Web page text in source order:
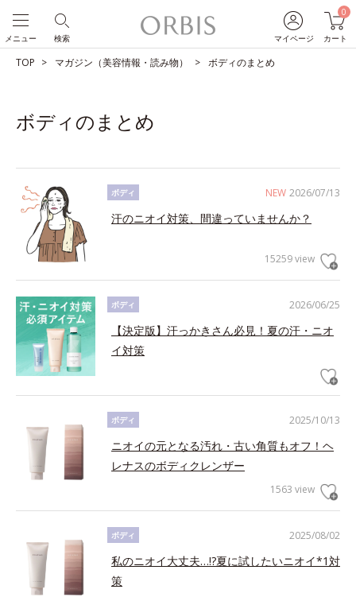
マイページ
0
カート
検索
メニュー
TOP マガジン（美容情報・読み物） ボディのまとめ
ボディのまとめ
NEW 2026/07/13
ボディ
汗のニオイ対策、間違っていませんか？
15259 view
2026/06/25
ボディ
【決定版】汗っかきさん必見！夏の汗・ニオ
イ対策
2025/10/13
ボディ
ニオイの元となる汚れ・古い角質もオフ！ヘ
レナスのボディクレンザー
1563 view
2025/08/02
ボディ
私のニオイ大丈夫…!?夏に試したいニオイ*1対
策